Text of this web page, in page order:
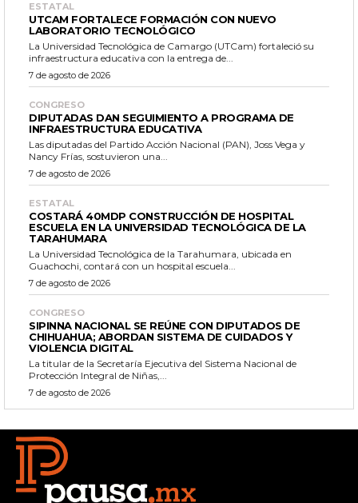
ESTATAL
UTCAM FORTALECE FORMACIÓN CON NUEVO
LABORATORIO TECNOLÓGICO
La Universidad Tecnológica de Camargo (UTCam) fortaleció su
infraestructura educativa con la entrega de...
7 de agosto de 2026
CONGRESO
DIPUTADAS DAN SEGUIMIENTO A PROGRAMA DE
INFRAESTRUCTURA EDUCATIVA
Las diputadas del Partido Acción Nacional (PAN), Joss Vega y
Nancy Frías, sostuvieron una...
7 de agosto de 2026
ESTATAL
COSTARÁ 40MDP CONSTRUCCIÓN DE HOSPITAL
ESCUELA EN LA UNIVERSIDAD TECNOLÓGICA DE LA
TARAHUMARA
La Universidad Tecnológica de la Tarahumara, ubicada en
Guachochi, contará con un hospital escuela...
7 de agosto de 2026
CONGRESO
SIPINNA NACIONAL SE REÚNE CON DIPUTADOS DE
CHIHUAHUA; ABORDAN SISTEMA DE CUIDADOS Y
VIOLENCIA DIGITAL
La titular de la Secretaría Ejecutiva del Sistema Nacional de
Protección Integral de Niñas,...
7 de agosto de 2026